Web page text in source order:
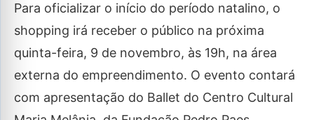
Para oficializar o início do período natalino, o
shopping irá receber o público na próxima
quinta-feira, 9 de novembro, às 19h, na área
externa do empreendimento. O evento contará
com apresentação do Ballet do Centro Cultural